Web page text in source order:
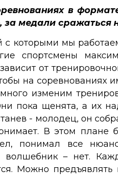
в
медали сражаться
которыми мы
спортсмены
от
на соревнованиях
изменим
пока щенята, а их
- молодец, он
В этом
понимал все
волшебник – нет.
Можно